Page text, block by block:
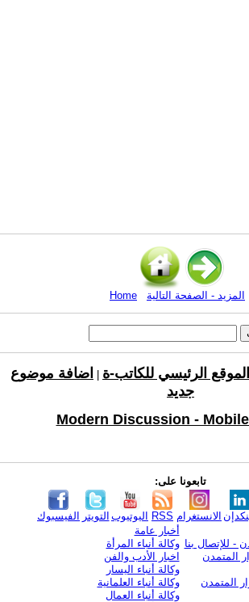
Home المزيد - الصفحة التالية
الموقع الرئيسي للكاتب-ة
اضافة موضوع
جديد
Modern Discussion -
تابعونا على:
الفيسبوك التويتر اليوتيوب RSS الانستغرام
- للإتصال بنا
المتمدن
المتمدن
أخبار عامة
وكالة أنباء المرأة
اخبار الأدب والفن
وكالة أنباء اليسار
وكالة أنباء العلمانية
وكالة أنباء العمال